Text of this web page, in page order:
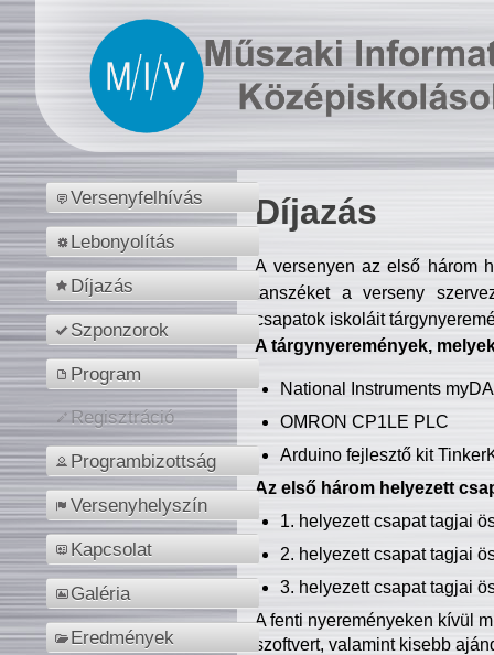
Versenyfelhívás
Lebonyolítás
Díjazás
Szponzorok
Program
Regisztráció
Programbizottság
Versenyhelyszín
Kapcsolat
Galéria
Eredmények
Díjazás
A versenyen az első három
tanszéket a verseny
csapatok iskoláit
A tárgynyeremények,
National Instruments
OMRON CP1LE PLC
Arduino fejlesztő kit
Az első három helyezett
1. helyezett csapat tagjai
2. helyezett csapat tagjai
3. helyezett csapat tagjai
A fenti nyereményeken kívül
szoftvert, valamint kisebb